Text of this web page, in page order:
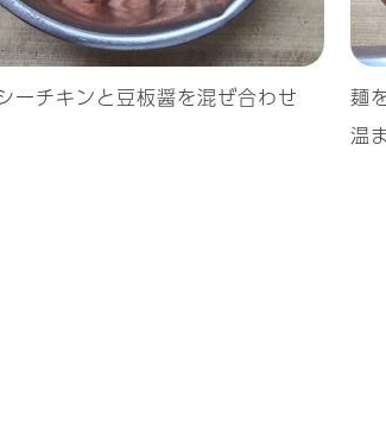
ーチキンと豆板醤を混ぜ合わせ
麺
温